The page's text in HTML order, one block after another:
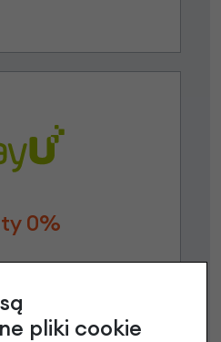
0%
nie płacisz
miesięcy
pliki cookie